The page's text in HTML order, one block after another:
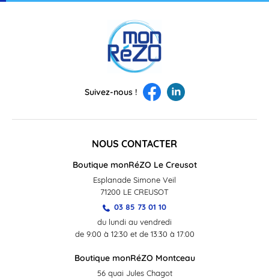
Suivez-nous !
NOUS CONTACTER
Boutique monRéZO Le Creusot
Esplanade Simone Veil
71200 LE CREUSOT
03 85 73 01 10
du lundi au vendredi
de 9:00 à 12:30 et de 13:30 à 17:00
Boutique monRéZO Montceau
56 quai Jules Chagot